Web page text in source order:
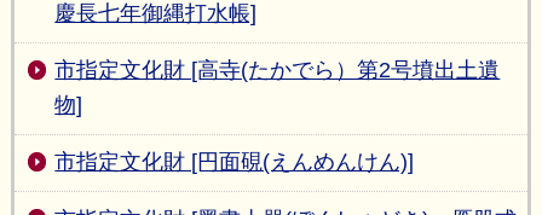
慶長七年御縄打水帳]
市指定文化財 [高寺(たかでら）第2号墳出土遺
物]
市指定文化財 [円面硯(えんめんけん)]